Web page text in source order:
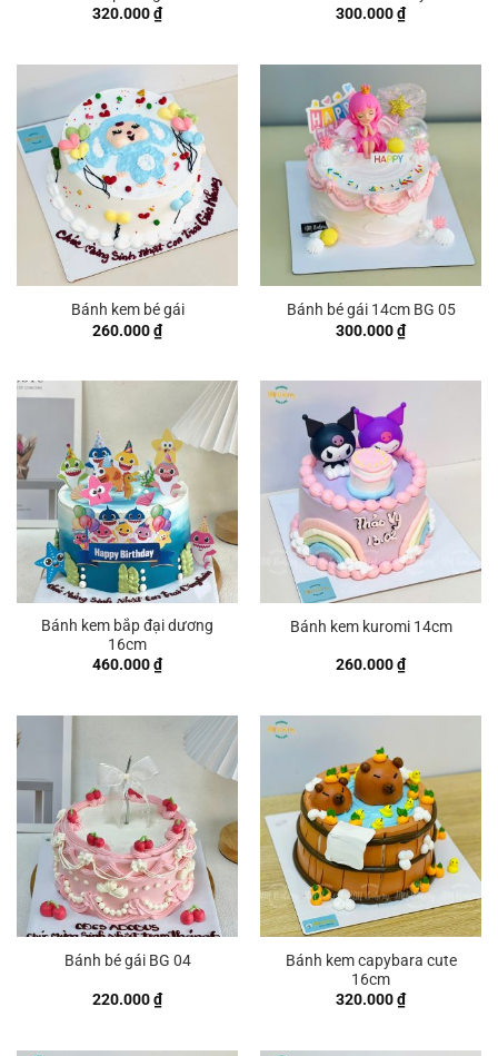
320.000₫
300.000₫
Bánh kem bé gái
260.000₫
Bánh bé gái 14cm BG 05
300.000₫
Bánh kem bắp đại dương
16cm
460.000₫
Bánh kem kuromi 14cm
260.000₫
Bánh bé gái BG 04
220.000₫
Bánh kem capybara cute
16cm
320.000₫